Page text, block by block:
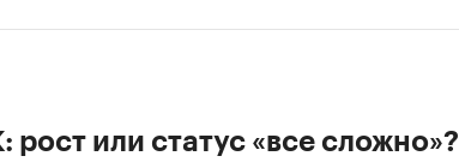
рост или статус «все сложно»?